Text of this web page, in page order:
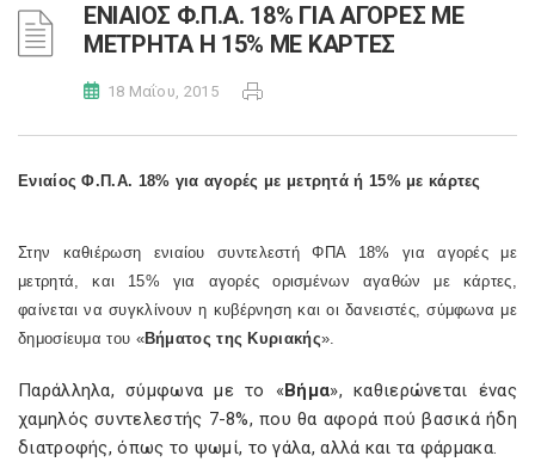
ΕΝΙΑΙΟΣ Φ.Π.Α. 18% ΓΙΑ ΑΓΟΡΕΣ ΜΕ
ΜΕΤΡΗΤΑ Η 15% ΜΕ ΚΑΡΤΕΣ
18 Μαΐου, 2015
Ενιαίος Φ.Π.Α. 18% για αγορές με μετρητά ή 15% με κάρτες
Στην καθιέρωση ενιαίου συντελεστή ΦΠΑ 18% για αγορές με
μετρητά, και 15% για αγορές ορισμένων αγαθών με κάρτες,
φαίνεται να συγκλίνουν η κυβέρνηση και οι δανειστές, σύμφωνα με
δημοσίευμα του «Βήματος της Κυριακής».
Παράλληλα, σύμφωνα με το «Βήμα», καθιερώνεται ένας
χαμηλός συντελεστής 7-8%, που θα αφορά πού βασικά ήδη
διατροφής, όπως το ψωμί, το γάλα, αλλά και τα φάρμακα.